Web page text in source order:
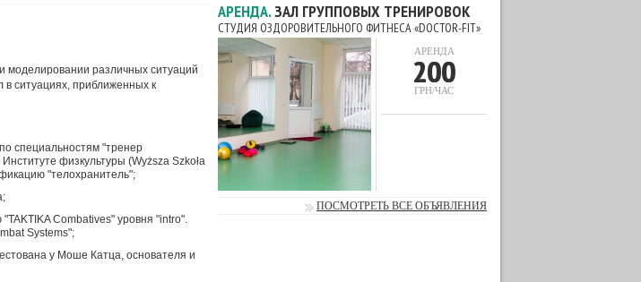
моделировании различных ситуаций
в ситуациях, приближенных к
специальностям "тренер
физкультуры (Wyższa Szkoła
"телохранитель";
Combatives" уровня "intro".
Systems";
у Моше Катца, основателя и
АРЕНДА.ЗАЛ ГРУППОВЫХ ТРЕНИРОВОК
СТУДИЯ ОЗДОРОВИТЕЛЬНОГО ФИТНЕСА «DOCTOR-FIT»
АРЕНДА
200
ГРН/ЧАС
ПОСМОТРЕТЬ ВСЕ ОБЪЯВЛЕНИЯ